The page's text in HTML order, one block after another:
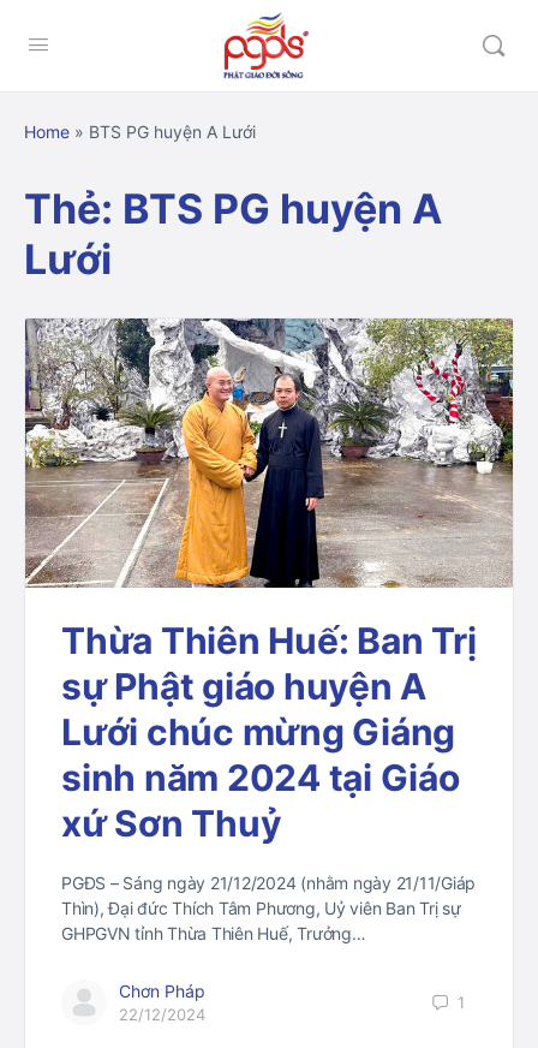
Home » BTS PG huyện A Lưới
Thẻ: BTS PG huyện A
Lưới
Thừa Thiên Huế: Ban Trị
sự Phật giáo huyện A
Lưới chúc mừng Giáng
sinh năm 2024 tại Giáo
xứ Sơn Thuỷ
PGĐS – Sáng ngày 21/12/2024 (nhằm ngày 21/11/Giáp
Thìn), Đại đức Thích Tâm Phương, Uỷ viên Ban Trị sự
GHPGVN tỉnh Thừa Thiên Huế, Trưởng…
Chơn Pháp
22/12/2024
1